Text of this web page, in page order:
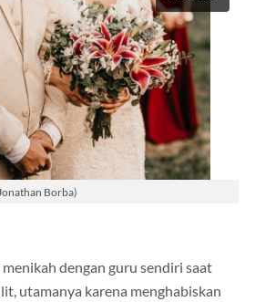
Borba)
dengan guru sendiri saat
utamanya karena menghabiskan